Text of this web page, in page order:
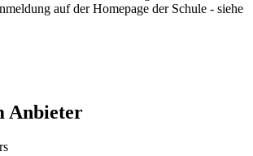
auf der Homepage der Schule - siehe
Anbieter